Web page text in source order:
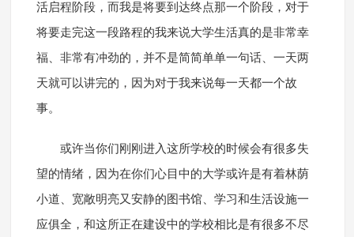
活启程阶段，而我是将要到达终点那一个阶段，对于
将要走完这一段路程的我来说大学生活真的是非常幸
福、非常有冲劲的，并不是简简单单一句话、一天两
天就可以讲完的，因为对于我来说每一天都一个故
事。
或许当你们刚刚进入这所学校的时候会有很多失
望的情绪，因为在你们心目中的大学或许是有着林荫
小道、宽敞明亮又安静的图书馆、学习和生活设施一
应俱全，和这所正在建设中的学校相比是有很多不尽